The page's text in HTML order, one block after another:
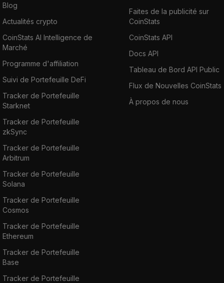
Blog
Actualités crypto
CoinStats AI Intelligence de
Marché
Programme d'affiliation
Suivi de Portefeuille DeFi
Tracker de Portefeuille
Starknet
Tracker de Portefeuille
zkSync
Tracker de Portefeuille
Arbitrum
Tracker de Portefeuille
Solana
Tracker de Portefeuille
Cosmos
Tracker de Portefeuille
Ethereum
Tracker de Portefeuille
Base
Tracker de Portefeuille
Faites de la publicité sur
CoinStats
CoinStats API
Docs API
Tableau de Bord API Public
Flux de Nouvelles CoinStats
À propos de nous